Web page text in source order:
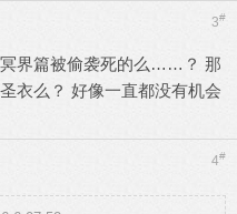
3#
界篇被偷袭死的么……？ 那
衣么？ 好像一直都没有机会
4#